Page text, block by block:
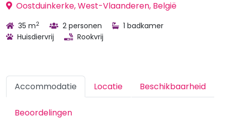
Oostduinkerke, West-Vlaanderen, België
35 m2 2 personen
1 badkamer
Huisdiervrij
Rookvrij
Accommodatie Locatie Beschikbaarheid
Beoordelingen